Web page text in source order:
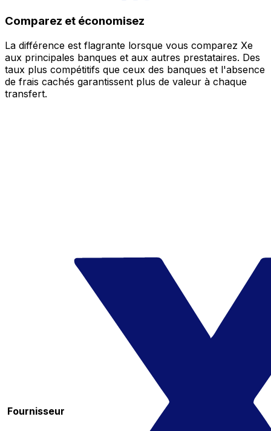
Comparez et économisez
La différence est flagrante lorsque vous comparez Xe
aux principales banques et aux autres prestataires. Des
taux plus compétitifs que ceux des banques et l'absence
de frais cachés garantissent plus de valeur à chaque
transfert.
Fournisseur